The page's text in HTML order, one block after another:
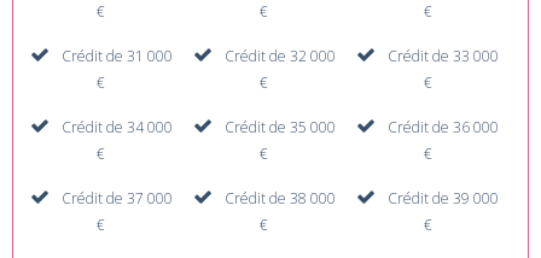
€
€
€
Crédit de 31 000
€
Crédit de 32 000
€
Crédit de 33 000
€
Crédit de 34 000
€
Crédit de 35 000
€
Crédit de 36 000
€
Crédit de 37 000
€
Crédit de 38 000
€
Crédit de 39 000
€